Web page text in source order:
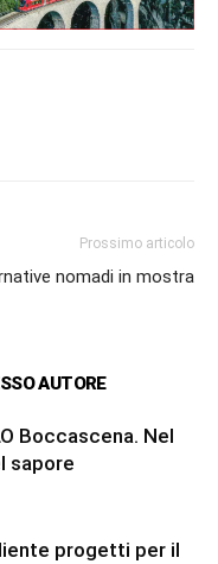
Prossimo articolo
nomadi in mostra
AUTORE
Boccascena. Nel
sapore
progetti per il